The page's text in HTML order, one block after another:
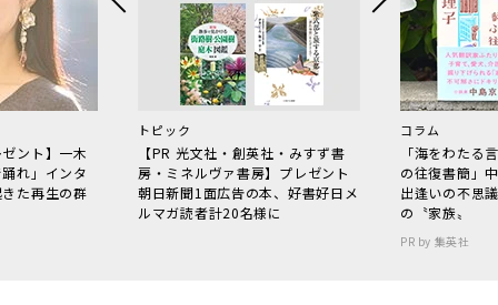
ント】一木
れ」インタ
た再生の群
トピック
【PR 光文社・創英社・みすず書
房・ミネルヴァ書房】プレゼント
朝日新聞1面広告の本、好書好日メ
ルマガ読者計20名様に
コラム
「海をわた
の往復書簡」
出逢いの不思
の〝家族〟
PR by 集英社